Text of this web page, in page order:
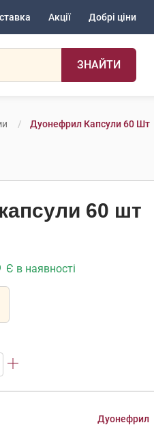
Акції Добрі ціни
ЗНАЙТИ
Дуонефрил Капсули 60 Шт
60 шт
Є в наявності
Дуонефрил